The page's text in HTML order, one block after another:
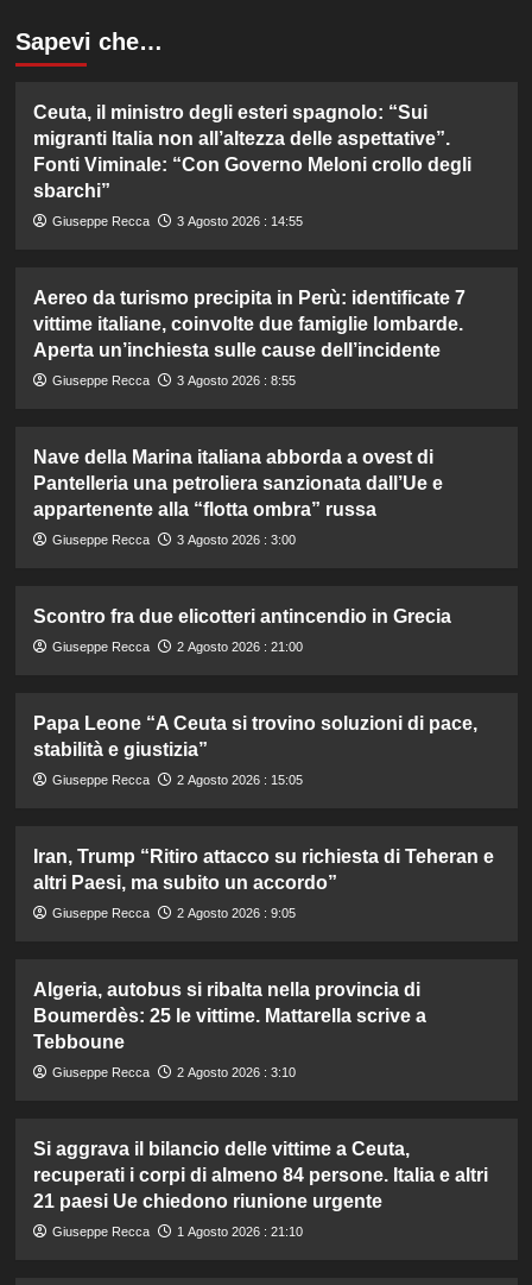
Sapevi che…
Ceuta, il ministro degli esteri spagnolo: “Sui
migranti Italia non all’altezza delle aspettative”.
Fonti Viminale: “Con Governo Meloni crollo degli
sbarchi”
Giuseppe Recca 3 Agosto 2026 : 14:55
Aereo da turismo precipita in Perù: identificate 7
vittime italiane, coinvolte due famiglie lombarde.
Aperta un’inchiesta sulle cause dell’incidente
Giuseppe Recca 3 Agosto 2026 : 8:55
Nave della Marina italiana abborda a ovest di
Pantelleria una petroliera sanzionata dall’Ue e
appartenente alla “flotta ombra” russa
Giuseppe Recca 3 Agosto 2026 : 3:00
Scontro fra due elicotteri antincendio in Grecia
Giuseppe Recca 2 Agosto 2026 : 21:00
Papa Leone “A Ceuta si trovino soluzioni di pace,
stabilità e giustizia”
Giuseppe Recca 2 Agosto 2026 : 15:05
Iran, Trump “Ritiro attacco su richiesta di Teheran e
altri Paesi, ma subito un accordo”
Giuseppe Recca 2 Agosto 2026 : 9:05
Algeria, autobus si ribalta nella provincia di
Boumerdès: 25 le vittime. Mattarella scrive a
Tebboune
Giuseppe Recca 2 Agosto 2026 : 3:10
Si aggrava il bilancio delle vittime a Ceuta,
recuperati i corpi di almeno 84 persone. Italia e altri
21 paesi Ue chiedono riunione urgente
Giuseppe Recca 1 Agosto 2026 : 21:10